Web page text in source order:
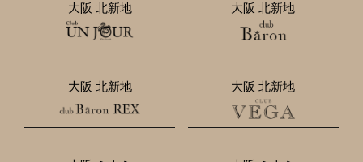
大阪 北新地 大阪 北新地
大阪 北新地 大阪 北新地